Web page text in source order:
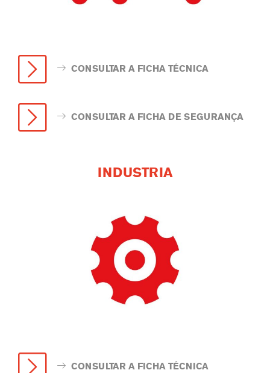
CONSULTAR A FICHA TÉCNICA
CONSULTAR A FICHA DE SEGURANÇA
INDUSTRIA
CONSULTAR A FICHA TÉCNICA